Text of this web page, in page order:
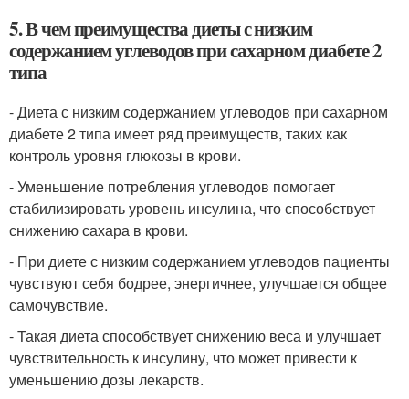
5. В чем преимущества диеты с низким
содержанием углеводов при сахарном диабете 2
типа
- Диета с низким содержанием углеводов при сахарном
диабете 2 типа имеет ряд преимуществ, таких как
контроль уровня глюкозы в крови.
- Уменьшение потребления углеводов помогает
стабилизировать уровень инсулина, что способствует
снижению сахара в крови.
- При диете с низким содержанием углеводов пациенты
чувствуют себя бодрее, энергичнее, улучшается общее
самочувствие.
- Такая диета способствует снижению веса и улучшает
чувствительность к инсулину, что может привести к
уменьшению дозы лекарств.